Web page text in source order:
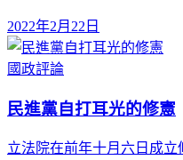
2022年2月22日
國政評論
民進黨自打耳光的修憲
立法院在前年十月六日成